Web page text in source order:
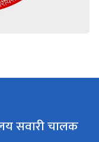
सवारी चालक